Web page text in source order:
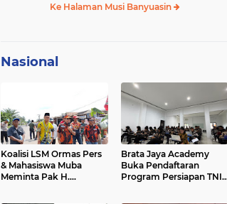
Tengah Palembang-
Ke Halaman Musi Banyuasin
Nasional
Koalisi LSM Ormas Pers
& Mahasiswa Muba
Meminta Pak H.
Brata Jaya Academy
Buka Pendaftaran
Program Persiapan TNI–